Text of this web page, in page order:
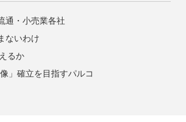
通・小売業各社
ないわけ
るか
」確立を目指すパルコ